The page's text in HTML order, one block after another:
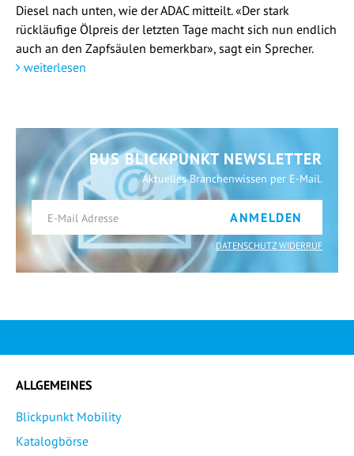
Diesel nach unten, wie der ADAC mitteilt. «Der stark
rückläufige Ölpreis der letzten Tage macht sich nun endlich
auch an den Zapfsäulen bemerkbar», sagt ein Sprecher.
weiterlesen
BUS BLICKPUNKT NEWSLETTER
Aktuelles Branchenwissen per E-Mail.
ANMELDEN
DATENSCHUTZ WIDERRUF
ALLGEMEINES
Blickpunkt Mobility
Katalogbörse